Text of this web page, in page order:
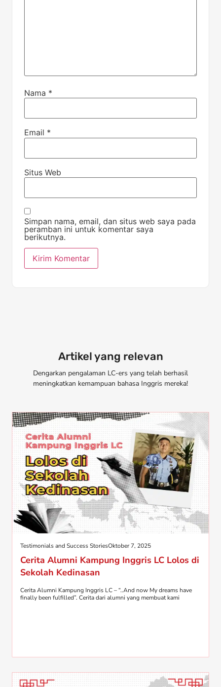
Nama *
Email *
Situs Web
Simpan nama, email, dan situs web saya pada
peramban ini untuk komentar saya
berikutnya.
Artikel yang relevan
Dengarkan pengalaman LC-ers yang telah berhasil
meningkatkan kemampuan bahasa Inggris mereka!
Testimonials and Success StoriesOktober 7, 2025
Cerita Alumni Kampung Inggris LC Lolos di
Sekolah Kedinasan
Cerita Alumni Kampung Inggris LC – “..And now My dreams have
finally been fulfilled”. Cerita dari alumni yang membuat kami